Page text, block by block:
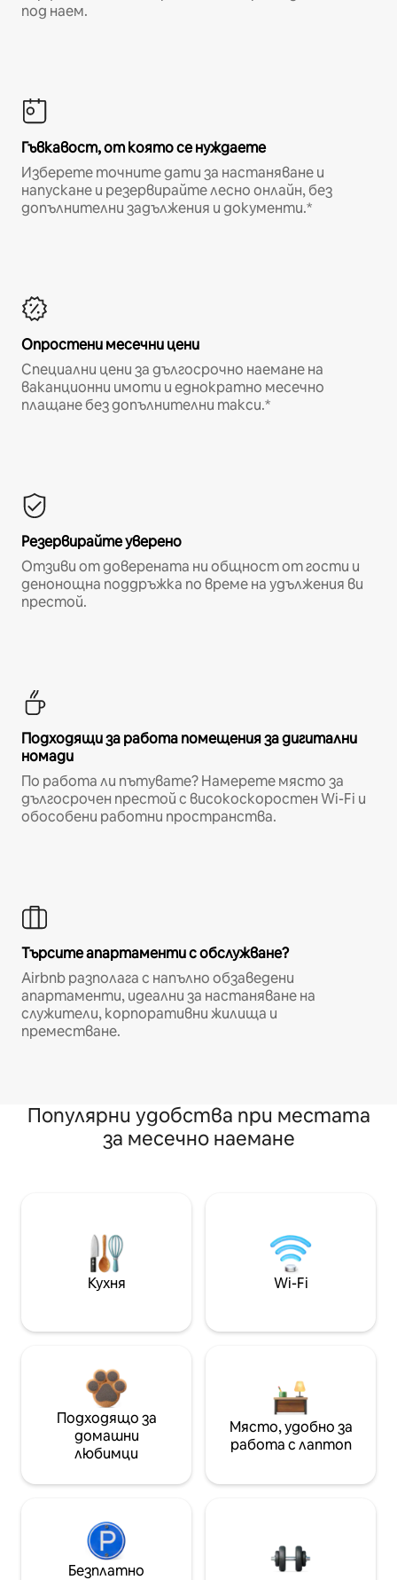
под наем.
Гъвкавост, от която се нуждаете
Изберете точните дати за настаняване и
напускане и резервирайте лесно онлайн, без
допълнителни задължения и документи.*
Опростени месечни цени
Специални цени за дългосрочно наемане на
ваканционни имоти и еднократно месечно
плащане без допълнителни такси.*
Резервирайте уверено
Отзиви от доверената ни общност от гости и
денонощна поддръжка по време на удължения ви
престой.
Подходящи за работа помещения за дигитални
номади
По работа ли пътувате? Намерете място за
дългосрочен престой с високоскоростен Wi-Fi и
обособени работни пространства.
Търсите апартаменти с обслужване?
Airbnb разполага с напълно обзаведени
апартаменти, идеални за настаняване на
служители, корпоративни жилища и
преместване.
Популярни удобства при местата
за месечно наемане
Кухня Wi-Fi
Подходящо за
домашни
любимци
Място, удобно за
работа с лаптоп
Безплатно